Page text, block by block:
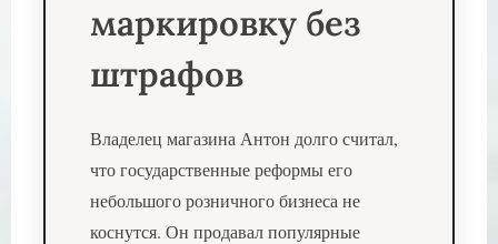
маркировку без
штрафов
Владелец магазина Антон долго считал,
что государственные реформы его
небольшого розничного бизнеса не
коснутся. Он продавал популярные